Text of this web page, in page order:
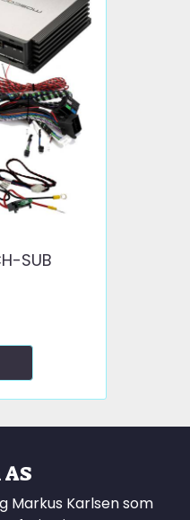
SUB
Markus Karlsen som